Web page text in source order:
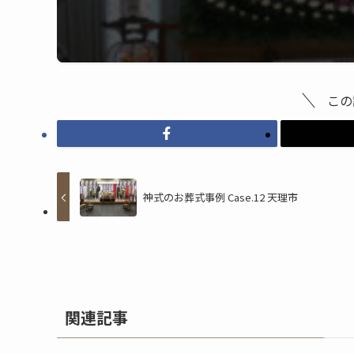
こ
神式のお葬式事例 Case.12 天理市
関連記事